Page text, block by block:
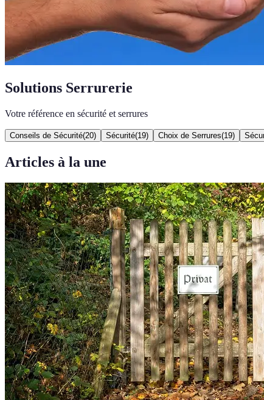
Solutions Serrurerie
Votre référence en sécurité et serrures
Conseils de Sécurité(20) Sécurité(19) Choix de Serrures(19)
Articles à la une